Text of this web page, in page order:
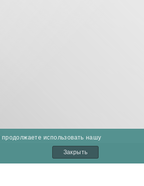
использовать нашу
Закрыть